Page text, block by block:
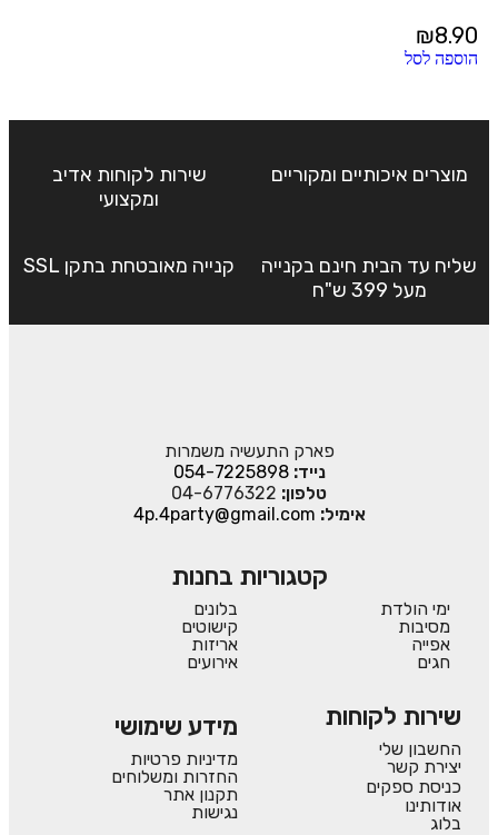
₪8.90
הוספה לסל
מוצרים איכותיים ומקוריים
שירות לקוחות אדיב
ומקצועי
שליח עד הבית חינם בקנייה
מעל 399 ש"ח
קנייה מאובטחת בתקן SSL
פארק התעשיה משמרות
נייד:054-7225898
טלפון: 04-6776322
אימיל: 4p.4party@gmail.com
קטגוריות בחנות
ימי הולדת
מסיבות
אפייה
חגים
בלונים
קישוטים
אריזות
אירועים
שירות לקוחות
החשבון שלי
יצירת קשר
כניסת ספקים
אודותינו
בלוג
מידע שימושי
מדיניות פרטיות
החזרות ומשלוחים
תקנון אתר
נגישות